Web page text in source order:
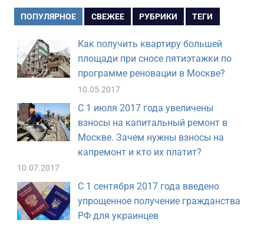
ПОПУЛЯРНОЕ СВЕЖЕЕ РУБРИКИ ТЕГИ
Как получить квартиру большей
площади при сносе пятиэтажки по
программе реновации в Москве?
10.05.2017
С 1 июля 2017 года увеличены
взносы на капитальный ремонт в
Москве. Зачем нужны взносы на
капремонт и кто их платит?
10.07.2017
С 1 сентября 2017 года введено
упрощенное получение гражданства
РФ для украинцев